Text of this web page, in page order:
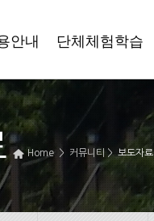
안내 단체체험학습
Home > 커뮤니티 > 보도자료